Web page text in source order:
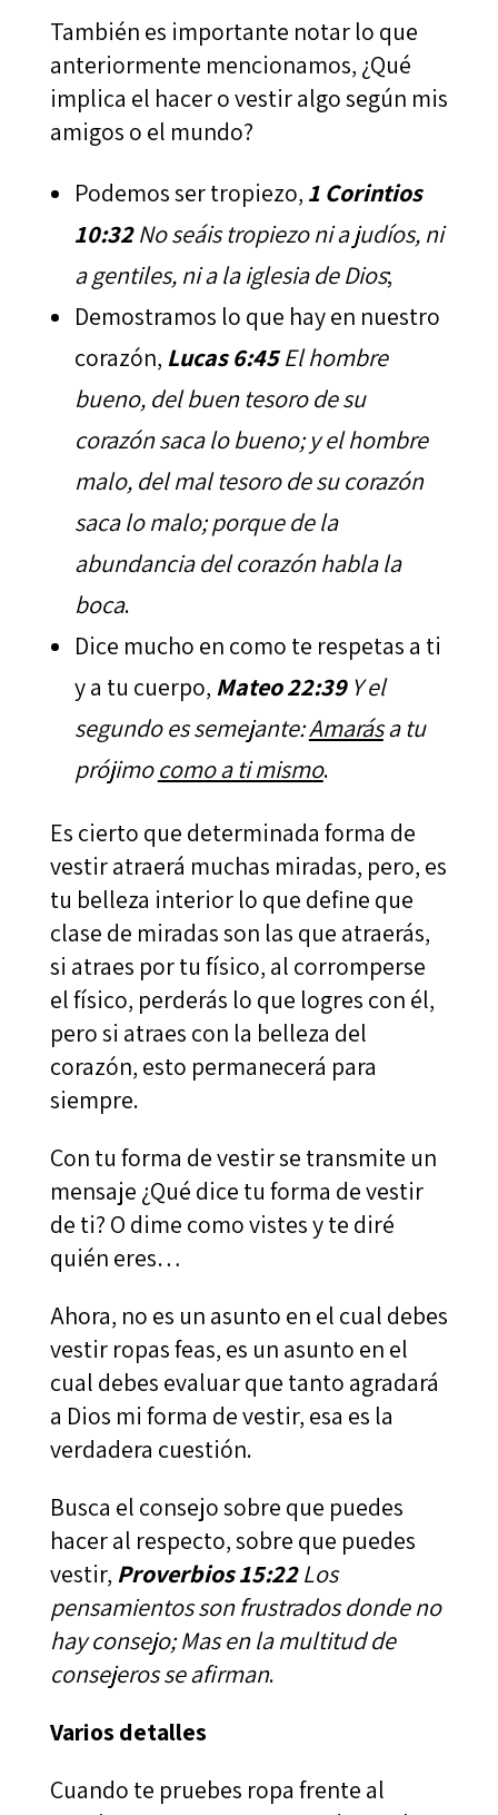
También es importante notar lo que
anteriormente mencionamos, ¿Qué
implica el hacer o vestir algo según mis
amigos o el mundo?
Podemos ser tropiezo, 1 Corintios
10:32No seáis tropiezo ni a judíos, ni
a gentiles, ni a la iglesia de Dios;
Demostramos lo que hay en nuestro
corazón, Lucas 6:45El hombre
bueno, del buen tesoro de su
corazón saca lo bueno; y el hombre
malo, del mal tesoro de su corazón
saca lo malo; porque de la
abundancia del corazón habla la
boca.
Dice mucho en como te respetas a ti
y a tu cuerpo, Mateo 22:39Y el
segundo es semejante:Amarása tu
prójimocomo a ti mismo.
Es cierto que determinada forma de
vestir atraerá muchas miradas, pero, es
tu belleza interior lo que define que
clase de miradas son las que atraerás,
si atraes por tu físico, al corromperse
el físico, perderás lo que logres con él,
pero si atraes con la belleza del
corazón, esto permanecerá para
siempre.
Con tu forma de vestir se transmite un
mensaje ¿Qué dice tu forma de vestir
de ti? O dime como vistes y te diré
quién eres…
Ahora, no es un asunto en el cual debes
vestir ropas feas, es un asunto en el
cual debes evaluar que tanto agradará
a Dios mi forma de vestir, esa es la
verdadera cuestión.
Busca el consejo sobre que puedes
hacer al respecto, sobre que puedes
vestir, Proverbios 15:22Los
pensamientos son frustrados donde no
hay consejo; Mas en la multitud de
consejeros se afirman.
Varios detalles
Cuando te pruebes ropa frente al